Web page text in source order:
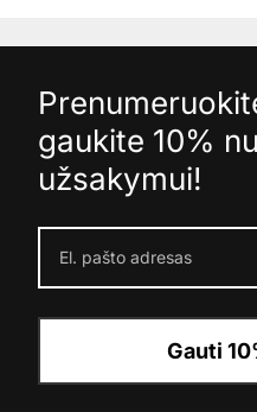
gaukite 10%
užsakymui!
Gauti